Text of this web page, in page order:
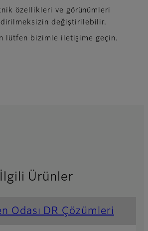
özellikleri ve görünümleri
değiştirilebilir.
lütfen bizimle iletişime geçin.
İlgili Ürünler
Odası DR Çözümleri